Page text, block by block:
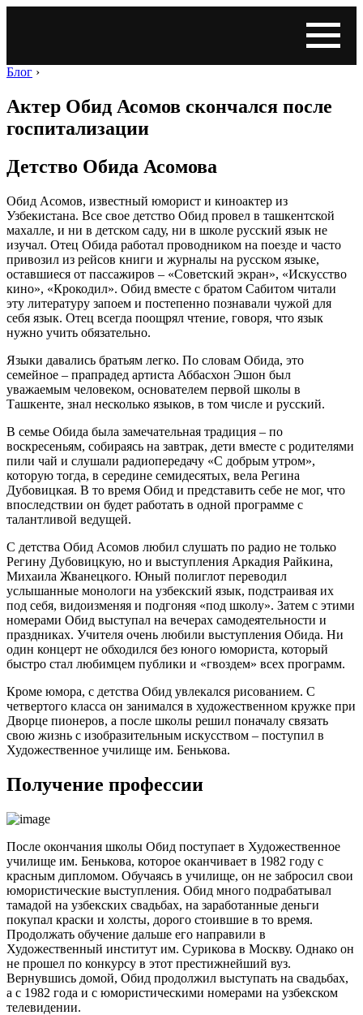
Блог ›
Актер Обид Асомов скончался после
госпитализации
Детство Обида Асомова
Обид Асомов, известный юморист и киноактер из
Узбекистана. Все свое детство Обид провел в ташкентской
махалле, и ни в детском саду, ни в школе русский язык не
изучал. Отец Обида работал проводником на поезде и часто
привозил из рейсов книги и журналы на русском языке,
оставшиеся от пассажиров – «Советский экран», «Искусство
кино», «Крокодил». Обид вместе с братом Сабитом читали
эту литературу запоем и постепенно познавали чужой для
себя язык. Отец всегда поощрял чтение, говоря, что язык
нужно учить обязательно.
Языки давались братьям легко. По словам Обида, это
семейное – прапрадед артиста Аббасхон Эшон был
уважаемым человеком, основателем первой школы в
Ташкенте, знал несколько языков, в том числе и русский.
В семье Обида была замечательная традиция – по
воскресеньям, собираясь на завтрак, дети вместе с родителями
пили чай и слушали радиопередачу «С добрым утром»,
которую тогда, в середине семидесятых, вела Регина
Дубовицкая. В то время Обид и представить себе не мог, что
впоследствии он будет работать в одной программе с
талантливой ведущей.
С детства Обид Асомов любил слушать по радио не только
Регину Дубовицкую, но и выступления Аркадия Райкина,
Михаила Жванецкого. Юный полиглот переводил
услышанные монологи на узбекский язык, подстраивая их
под себя, видоизменяя и подгоняя «под школу». Затем с этими
номерами Обид выступал на вечерах самодеятельности и
праздниках. Учителя очень любили выступления Обида. Ни
один концерт не обходился без юного юмориста, который
быстро стал любимцем публики и «гвоздем» всех программ.
Кроме юмора, с детства Обид увлекался рисованием. С
четвертого класса он занимался в художественном кружке при
Дворце пионеров, а после школы решил поначалу связать
свою жизнь с изобразительным искусством – поступил в
Художественное училище им. Бенькова.
Получение профессии
После окончания школы Обид поступает в Художественное
училище им. Бенькова, которое оканчивает в 1982 году с
красным дипломом. Обучаясь в училище, он не забросил свои
юмористические выступления. Обид много подрабатывал
тамадой на узбекских свадьбах, на заработанные деньги
покупал краски и холсты, дорого стоившие в то время.
Продолжать обучение дальше его направили в
Художественный институт им. Сурикова в Москву. Однако он
не прошел по конкурсу в этот престижнейший вуз.
Вернувшись домой, Обид продолжил выступать на свадьбах,
а с 1982 года и с юмористическими номерами на узбекском
телевидении.